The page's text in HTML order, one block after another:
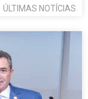
ÚLTIMAS NOTÍCIAS